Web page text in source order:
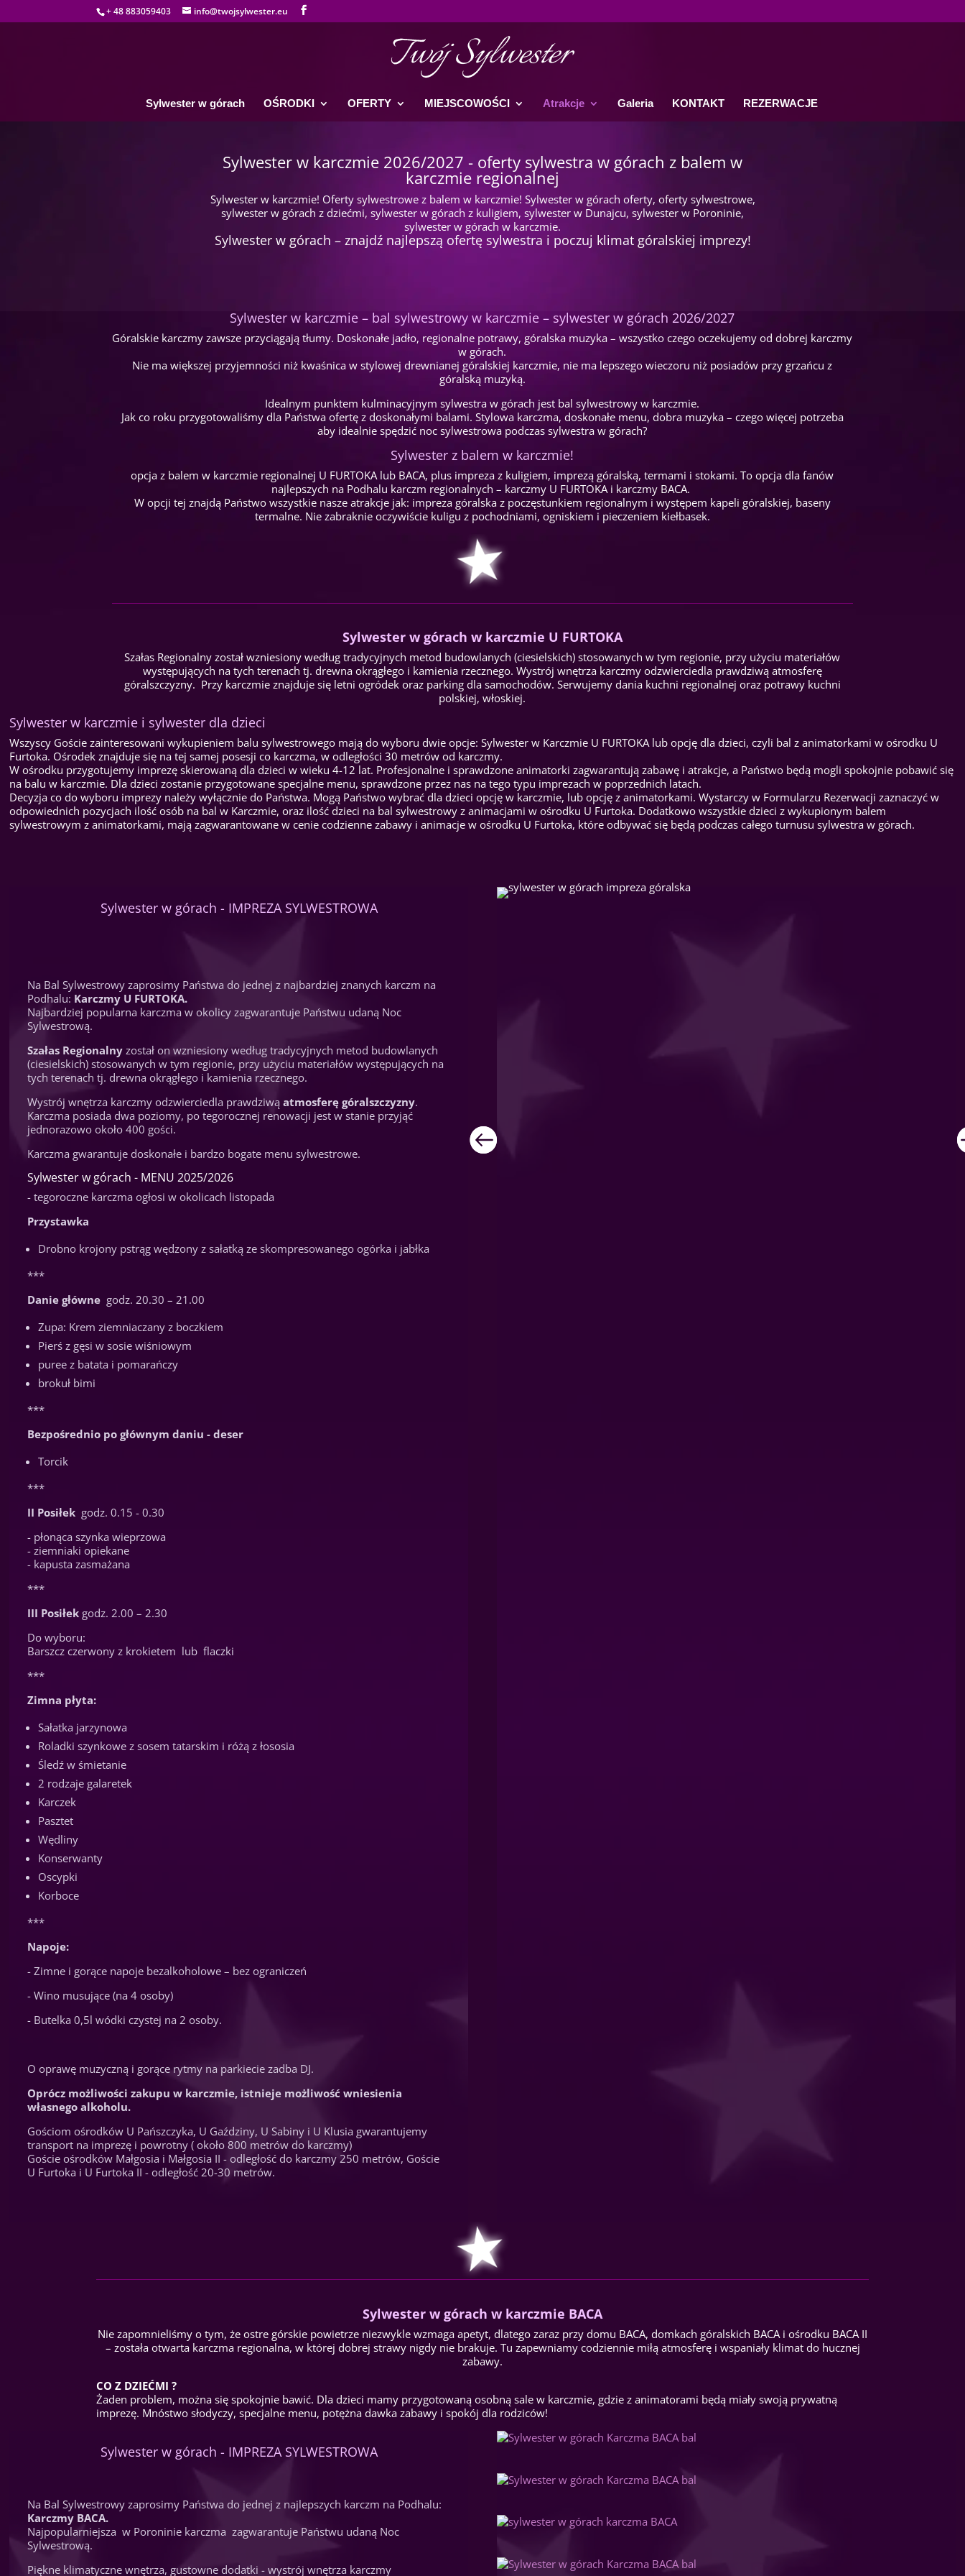
+ 48 883059403 info@twojsylwester.eu
Sylwester w górach OŚRODKI OFERTY MIEJSCOWOŚCI Atrakcje Galeria KONTAKT REZERWACJE
Sylwester w karczmie 2026/2027 - oferty sylwestra w górach z balem w
karczmie regionalnej
Sylwester w karczmie! Oferty sylwestrowe z balem w karczmie! Sylwester w górach oferty, oferty sylwestrowe,
sylwester w górach z dziećmi, sylwester w górach z kuligiem, sylwester w Dunajcu, sylwester w Poroninie,
sylwester w górach w karczmie.
Sylwester w górach – znajdź najlepszą ofertę sylwestra i poczuj klimat góralskiej imprezy!
Sylwester w karczmie – bal sylwestrowy w karczmie – sylwester w górach 2026/2027
Góralskie karczmy zawsze przyciągają tłumy. Doskonałe jadło, regionalne potrawy, góralska muzyka – wszystko czego oczekujemy od dobrej karczmy
w górach.
Nie ma większej przyjemności niż kwaśnica w stylowej drewnianej góralskiej karczmie, nie ma lepszego wieczoru niż posiadów przy grzańcu z
góralską muzyką.
Idealnym punktem kulminacyjnym sylwestra w górach jest bal sylwestrowy w karczmie.
Jak co roku przygotowaliśmy dla Państwa ofertę z doskonałymi balami. Stylowa karczma, doskonałe menu, dobra muzyka – czego więcej potrzeba
aby idealnie spędzić noc sylwestrowa podczas sylwestra w górach?
Sylwester z balem w karczmie!
opcja z balem w karczmie regionalnej U FURTOKA lub BACA, plus impreza z kuligiem, imprezą góralską, termami i stokami. To opcja dla fanów
najlepszych na Podhalu karczm regionalnych – karczmy U FURTOKA i karczmy BACA.
W opcji tej znajdą Państwo wszystkie nasze atrakcje jak: impreza góralska z poczęstunkiem regionalnym i występem kapeli góralskiej, baseny
termalne. Nie zabraknie oczywiście kuligu z pochodniami, ogniskiem i pieczeniem kiełbasek.
Sylwester w górach w karczmie U FURTOKA
Szałas Regionalny został wzniesiony według tradycyjnych metod budowlanych (ciesielskich) stosowanych w tym regionie, przy użyciu materiałów
występujących na tych terenach tj. drewna okrągłego i kamienia rzecznego. Wystrój wnętrza karczmy odzwierciedla prawdziwą atmosferę
góralszczyzny. Przy karczmie znajduje się letni ogródek oraz parking dla samochodów. Serwujemy dania kuchni regionalnej oraz potrawy kuchni
polskiej, włoskiej.
Sylwester w karczmie i sylwester dla dzieci
Wszyscy Goście zainteresowani wykupieniem balu sylwestrowego mają do wyboru dwie opcje: Sylwester w Karczmie U FURTOKA lub opcję dla dzieci, czyli bal z animatorkami w ośrodku U
Furtoka. Ośrodek znajduje się na tej samej posesji co karczma, w odległości 30 metrów od karczmy.
W ośrodku przygotujemy imprezę skierowaną dla dzieci w wieku 4-12 lat. Profesjonalne i sprawdzone animatorki zagwarantują zabawę i atrakcje, a Państwo będą mogli spokojnie pobawić się
na balu w karczmie. Dla dzieci zostanie przygotowane specjalne menu, sprawdzone przez nas na tego typu imprezach w poprzednich latach.
Decyzja co do wyboru imprezy należy wyłącznie do Państwa. Mogą Państwo wybrać dla dzieci opcję w karczmie, lub opcję z animatorkami. Wystarczy w Formularzu Rezerwacji zaznaczyć w
odpowiednich pozycjach ilość osób na bal w Karczmie, oraz ilość dzieci na bal sylwestrowy z animacjami w ośrodku U Furtoka. Dodatkowo wszystkie dzieci z wykupionym balem
sylwestrowym z animatorkami, mają zagwarantowane w cenie codzienne zabawy i animacje w ośrodku U Furtoka, które odbywać się będą podczas całego turnusu sylwestra w górach.
Sylwester w górach - IMPREZA SYLWESTROWA
Na Bal Sylwestrowy zaprosimy Państwa do jednej z najbardziej znanych karczm na
Podhalu: Karczmy U FURTOKA.
Najbardziej popularna karczma w okolicy zagwarantuje Państwu udaną Noc
Sylwestrową.
Szałas Regionalny został on wzniesiony według tradycyjnych metod budowlanych
(ciesielskich) stosowanych w tym regionie, przy użyciu materiałów występujących na
tych terenach tj. drewna okrągłego i kamienia rzecznego.
Wystrój wnętrza karczmy odzwierciedla prawdziwąatmosferę góralszczyzny.
Karczma posiada dwa poziomy, po tegorocznej renowacji jest w stanie przyjąć
jednorazowo około 400 gości.
Karczma gwarantuje doskonałe i bardzo bogate menu sylwestrowe.
Sylwester w górach - MENU 2025/2026
- tegoroczne karczma ogłosi w okolicach listopada
Przystawka
Drobno krojony pstrąg wędzony z sałatką ze skompresowanego ogórka i jabłka
***
Danie główne godz. 20.30 – 21.00
Zupa: Krem ziemniaczany z boczkiem
Pierś z gęsi w sosie wiśniowym
puree z batata i pomarańczy
brokuł bimi
***
Bezpośrednio po głównym daniu - deser
Torcik
***
II Posiłek godz. 0.15 - 0.30
- płonąca szynka wieprzowa
- ziemniaki opiekane
- kapusta zasmażana
***
III Posiłek godz. 2.00 – 2.30
Do wyboru:
Barszcz czerwony z krokietem lub flaczki
***
Zimna płyta:
Sałatka jarzynowa
Roladki szynkowe z sosem tatarskim i różą z łososia
Śledź w śmietanie
2 rodzaje galaretek
Karczek
Pasztet
Wędliny
Konserwanty
Oscypki
Korboce
***
Napoje:
- Zimne i gorące napoje bezalkoholowe – bez ograniczeń
- Wino musujące (na 4 osoby)
- Butelka 0,5l wódki czystej na 2 osoby.
O oprawę muzyczną i gorące rytmy na parkiecie zadba DJ.
Oprócz możliwości zakupu w karczmie, istnieje możliwość wniesienia
własnego alkoholu.
Gościom ośrodków U Pańszczyka, U Gaździny, U Sabiny i U Klusia gwarantujemy
transport na imprezę i powrotny ( około 800 metrów do karczmy)
Goście ośrodków Małgosia i Małgosia II - odległość do karczmy 250 metrów, Goście
U Furtoka i U Furtoka II - odległość 20-30 metrów.
Sylwester w górach w karczmie BACA
Nie zapomnieliśmy o tym, że ostre górskie powietrze niezwykle wzmaga apetyt, dlatego zaraz przy domu BACA, domkach góralskich BACA i ośrodku BACA II
– została otwarta karczma regionalna, w której dobrej strawy nigdy nie brakuje. Tu zapewniamy codziennie miłą atmosferę i wspaniały klimat do hucznej
zabawy.
CO Z DZIEĆMI ?
Żaden problem, można się spokojnie bawić. Dla dzieci mamy przygotowaną osobną sale w karczmie, gdzie z animatorami będą miały swoją prywatną
imprezę. Mnóstwo słodyczy, specjalne menu, potężna dawka zabawy i spokój dla rodziców!
Sylwester w górach - IMPREZA SYLWESTROWA
Na Bal Sylwestrowy zaprosimy Państwa do jednej z najlepszych karczm na Podhalu:
Karczmy BACA.
Najpopularniejsza w Poroninie karczma zagwarantuje Państwu udaną Noc
Sylwestrową.
Piękne klimatyczne wnętrza, gustowne dodatki - wystrój wnętrza karczmy